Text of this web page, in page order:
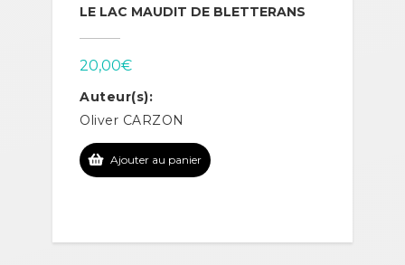
LE LAC MAUDIT DE BLETTERANS
20,00€
Auteur(s):
Oliver CARZON
Ajouter au panier